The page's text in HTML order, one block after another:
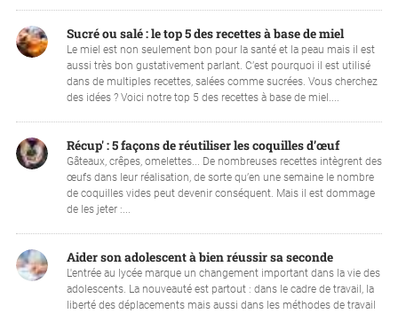
Sucré ou salé : le top 5 des recettes à base de miel
Le miel est non seulement bon pour la santé et la peau mais il est
aussi très bon gustativement parlant. C’est pourquoi il est utilisé
dans de multiples recettes, salées comme sucrées. Vous cherchez
des idées ? Voici notre top 5 des recettes à base de miel....
Récup' : 5 façons de réutiliser les coquilles d’œuf
Gâteaux, crêpes, omelettes... De nombreuses recettes intègrent des
œufs dans leur réalisation, de sorte qu’en une semaine le nombre
de coquilles vides peut devenir conséquent. Mais il est dommage
de les jeter :...
Aider son adolescent à bien réussir sa seconde
L'entrée au lycée marque un changement important dans la vie des
adolescents. La nouveauté est partout : dans le cadre de travail, la
liberté des déplacements mais aussi dans les méthodes de travail